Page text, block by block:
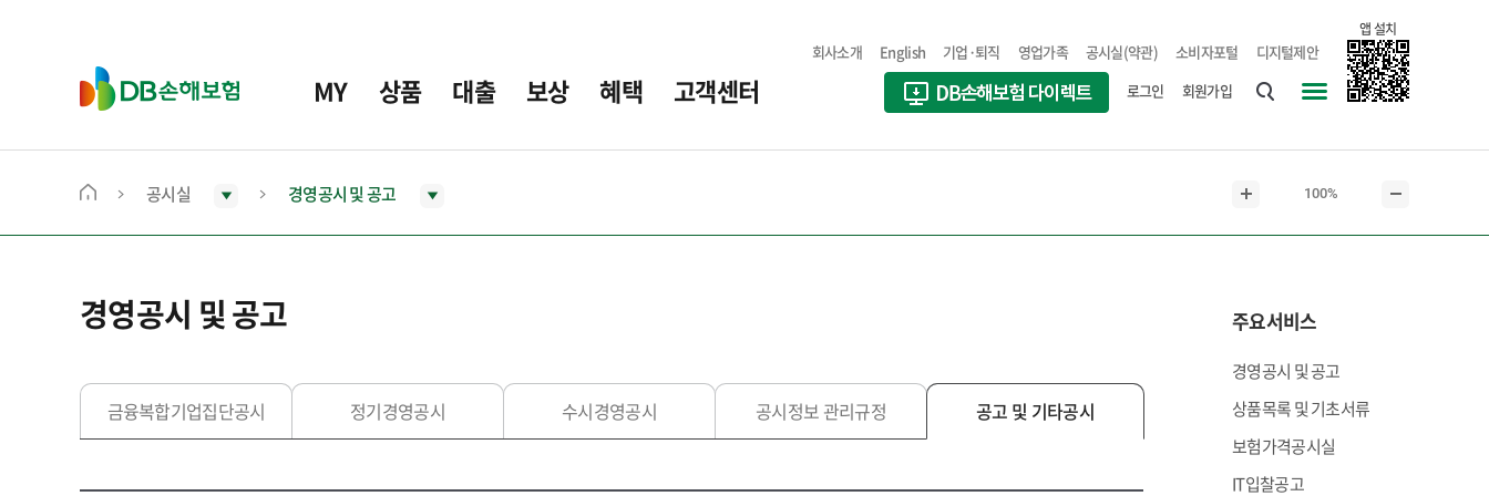
D
B
보
MY 상품 대출 보상 혜택 고객센터
회사소개 English 기업·퇴직 영업가족 공시실(약관) 소비자포털 디지털제안
앱 설치
로그인
회원가입
맵
메
으
로
동
공시실 경영공시 및 공고
본
문
현
기
100%
문
경영공시 및 공고
금융복합기업집단공시 정기경영공시 수시경영공시 공시정보 관리규정 공고 및 기타공시
주요서비스
경영공시 및 공고
상품목록 및 기초서류
보험가격공시실
IT입찰공고